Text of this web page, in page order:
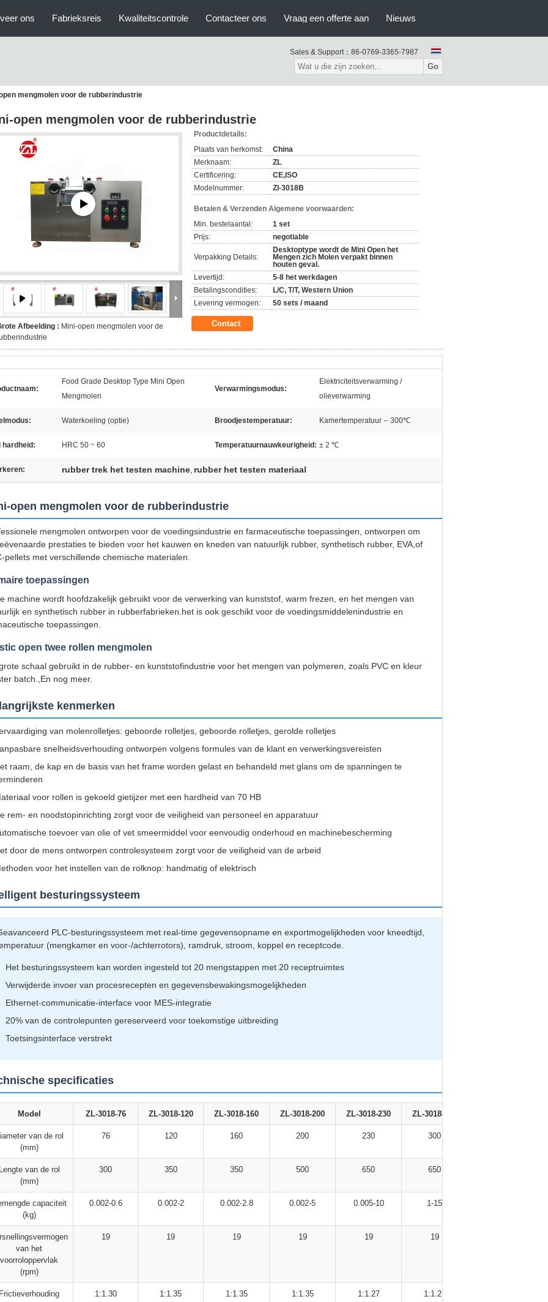
ons Fabrieksreis Kwaliteitscontrole Contacteer ons Vraag een offerte aan Nieuws
Sales & Support： 86-0769-3365-7987
Go
mengmolen voor de rubberindustrie
open mengmolen voor de rubberindustrie
Afbeelding : Mini-open mengmolen voor de
Productdetails:
Plaats van herkomst:
China
Merknaam:
ZL
Certificering:
CE,ISO
Modelnummer:
Zl-3018B
Betalen & Verzenden Algemene voorwaarden:
Min. bestelaantal:
1 set
Prijs:
negotiable
Verpakking Details:
Desktoptype wordt de Mini Open het
Mengen zich Molen verpakt binnen
houten geval.
Levertijd:
5-8 het werkdagen
Betalingscondities:
L/C, T/T, Western Union
Levering vermogen:
50 sets / maand
Contact
Food Grade Desktop Type Mini Open
Mengmolen
Verwarmingsmodus:
Elektriciteitsverwarming /
olieverwarming
Waterkoeling (optie) Broodjestemperatuur: Kamertemperatuur -- 300℃
hardheid: HRC 50 ~ 60 Temperatuurnauwkeurigheid: ± 2 ℃
rubber trek het testen machine, rubber het testen materiaal
open mengmolen voor de rubberindustrie
mengmolen ontworpen voor de voedingsindustrie en farmaceutische toepassingen, ontworpen om
prestaties te bieden voor het kauwen en kneden van natuurlijk rubber, synthetisch rubber, EVA,of
pellets met verschillende chemische materialen.
toepassingen
machine wordt hoofdzakelijk gebruikt voor de verwerking van kunststof, warm frezen, en het mengen van
en synthetisch rubber in rubberfabrieken.het is ook geschikt voor de voedingsmiddelenindustrie en
toepassingen.
open twee rollen mengmolen
schaal gebruikt in de rubber- en kunststofindustrie voor het mengen van polymeren, zoals PVC en kleur
batch.,En nog meer.
kenmerken
van molenrolletjes: geboorde rolletjes, geboorde rolletjes, gerolde rolletjes
snelheidsverhouding ontworpen volgens formules van de klant en verwerkingsvereisten
raam, de kap en de basis van het frame worden gelast en behandeld met glans om de spanningen te
voor rollen is gekoeld gietijzer met een hardheid van 70 HB
rem- en noodstopinrichting zorgt voor de veiligheid van personeel en apparatuur
toevoer van olie of vet smeermiddel voor eenvoudig onderhoud en machinebescherming
door de mens ontworpen controlesysteem zorgt voor de veiligheid van de arbeid
voor het instellen van de rolknop: handmatig of elektrisch
besturingssysteem
PLC-besturingssysteem met real-time gegevensopname en exportmogelijkheden voor kneedtijd,
(mengkamer en voor-/achterrotors), ramdruk, stroom, koppel en receptcode.
Het besturingssysteem kan worden ingesteld tot 20 mengstappen met 20 receptruimtes
Verwijderde invoer van procesrecepten en gegevensbewakingsmogelijkheden
Ethernet-communicatie-interface voor MES-integratie
20% van de controlepunten gereserveerd voor toekomstige uitbreiding
Toetsingsinterface verstrekt
specificaties
Model ZL-3018-76 ZL-3018-120 ZL-3018-160 ZL-3018-200 ZL-3018-230 ZL-3018-300
van de rol
(mm)
76 120 160 200 230 300
Lengte van de rol
(mm)
300 350 350 500 650 650
capaciteit
(kg)
0.002-0.6 0.002-2 0.002-2.8 0.002-5 0.005-10 1-15
van het
voorroloppervlak
(rpm)
19 19 19 19 19 19
Frictieverhouding 1:1.30 1:1.35 1:1.35 1:1.35 1:1.27 1:1.27